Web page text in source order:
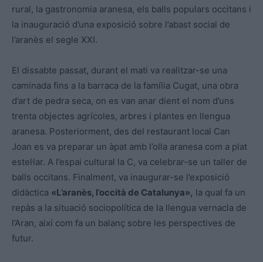
rural, la gastronomia aranesa, els balls populars occitans i
la inauguració d’una exposició sobre l’abast social de
l’aranès el segle XXI.
El dissabte passat, durant el mati va realitzar-se una
caminada fins a la barraca de la família Cugat, una obra
d’art de pedra seca, on es van anar dient el nom d’uns
trenta objectes agrícoles, arbres i plantes en llengua
aranesa. Posteriorment, des del restaurant local Can
Joan es va preparar un àpat amb l’olla aranesa com a plat
estel·lar. A l’espai cultural la C, va celebrar-se un taller de
balls occitans. Finalment, va inaugurar-se l’exposició
didàctica «L’aranès, l’occità de Catalunya», la qual fa un
repàs a la situació sociopolítica de la llengua vernacla de
l’Aran, així com fa un balanç sobre les perspectives de
futur.